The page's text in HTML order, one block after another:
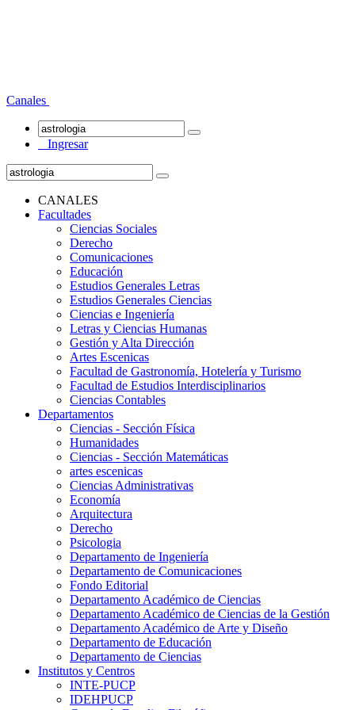
Canales
Ingresar
CANALES
Facultades
Ciencias Sociales
Derecho
Comunicaciones
Educación
Estudios Generales Letras
Estudios Generales Ciencias
Ciencias e Ingeniería
Letras y Ciencias Humanas
Gestión y Alta Dirección
Artes Escenicas
Facultad de Gastronomía, Hotelería y Turismo
Facultad de Estudios Interdisciplinarios
Ciencias Contables
Departamentos
Ciencias - Sección Física
Humanidades
Ciencias - Sección Matemáticas
artes escenicas
Ciencias Administrativas
Economía
Arquitectura
Derecho
Psicologia
Departamento de Ingeniería
Departamento de Comunicaciones
Fondo Editorial
Departamento Académico de Ciencias
Departamento Académico de Ciencias de la Gestión
Departamento Académico de Arte y Diseño
Departamento de Educación
Departamento de Ciencias
Institutos y Centros
INTE-PUCP
IDEHPUCP